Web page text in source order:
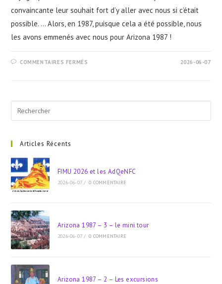
convaincante leur souhait fort d’y aller avec nous si c’était
possible. ... Alors, en 1987, puisque cela a été possible, nous
les avons emmenés avec nous pour Arizona 1987 !
COMMENTAIRES FERMÉS
ET
2026-06-07
Articles Récents
FIMU 2026 et les AdQeNFC
2026-06-07 / 0 COMMENTAIRE
Arizona 1987 – 3 – le mini tour
2026-06-07 / 0 COMMENTAIRE
Arizona 1987 – 2 – Les excursions